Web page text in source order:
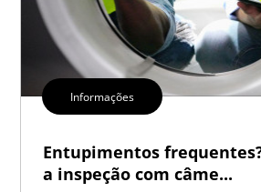
Informações
Entupimentos
a inspeção com câme...